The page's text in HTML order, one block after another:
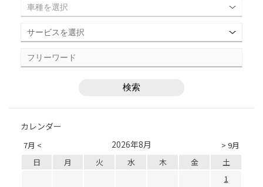
カレンダー
7月 < > 9月
2026年8月
日 月 火 水 木 金
土
1